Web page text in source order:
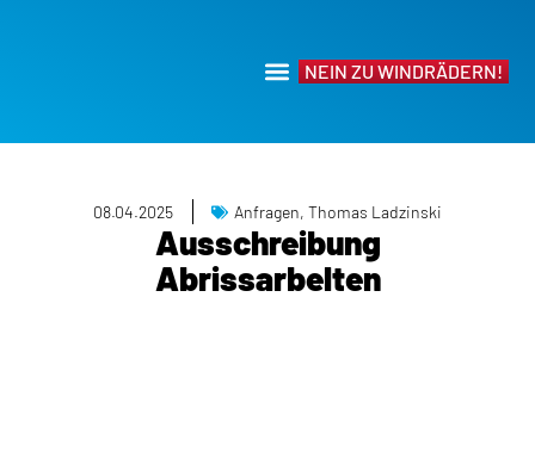
NEIN ZU WINDRÄDERN!
08.04.2025 Anfragen, Thomas Ladzinski
Ausschreibung
Abrissarbelten